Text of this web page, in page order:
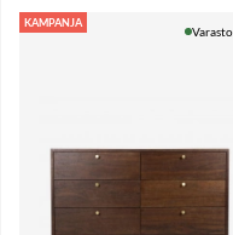
KAMPANJA